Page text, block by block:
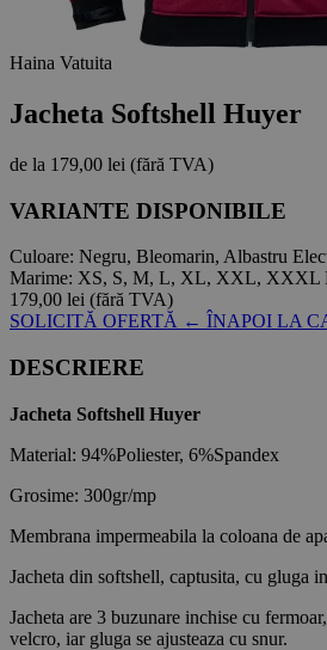
Haina Vatuita
Jacheta Softshell Huyer
de la 179,00 lei (fără TVA)
VARIANTE DISPONIBILE
Culoare: Negru, Bleomarin, Albastru
Marime: XS, S, M, L, XL, XXL, XXXL
179,00 lei (fără TVA)
SOLICITĂ OFERTĂ ← ÎNAPOI LA
DESCRIERE
Jacheta Softshell Huyer
Material: 94%Poliester, 6%Spandex
Grosime: 300gr/mp
Membrana impermeabila la coloana de
Jacheta din softshell, captusita, cu gluga
Jacheta are 3 buzunare inchise cu
velcro, iar gluga se ajusteaza cu snur.